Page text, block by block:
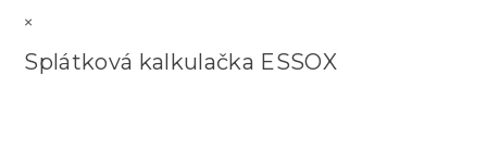
×
Splátková kalkulačka ESSOX